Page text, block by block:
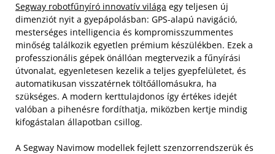
Segway robotfűnyíró innovatív világa egy teljesen új
dimenziót nyit a gyepápolásban: GPS-alapú navigáció,
mesterséges intelligencia és kompromisszummentes
minőség találkozik egyetlen prémium készülékben. Ezek a
professzionális gépek önállóan megtervezik a fűnyírási
útvonalat, egyenletesen kezelik a teljes gyepfelületet, és
automatikusan visszatérnek töltőállomásukra, ha
szükséges. A modern kerttulajdonos így értékes idejét
valóban a pihenésre fordíthatja, miközben kertje mindig
kifogástalan állapotban csillog.
A Segway Navimow modellek fejlett szenzorrendszerük és